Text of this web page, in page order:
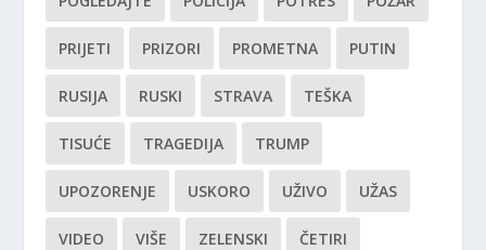
PRIJETI PRIZORI PROMETNA PUTIN
RUSIJA RUSKI STRAVA TEŠKA
TISUĆE TRAGEDIJA TRUMP
UPOZORENJE USKORO UŽIVO UŽAS
VIDEO VIŠE ZELENSKI ČETIRI